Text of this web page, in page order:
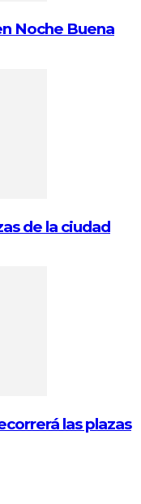
Noche Buena
de la ciudad
las plazas